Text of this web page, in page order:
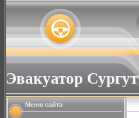
Эвакуатор Сургут
Меню сайта